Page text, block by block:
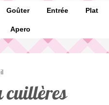
Goûter Entrée Plat
Apero
cuillères